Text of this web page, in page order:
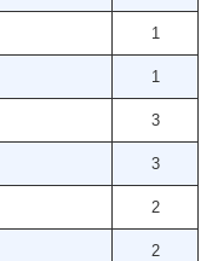
1
1
3
3
2
2